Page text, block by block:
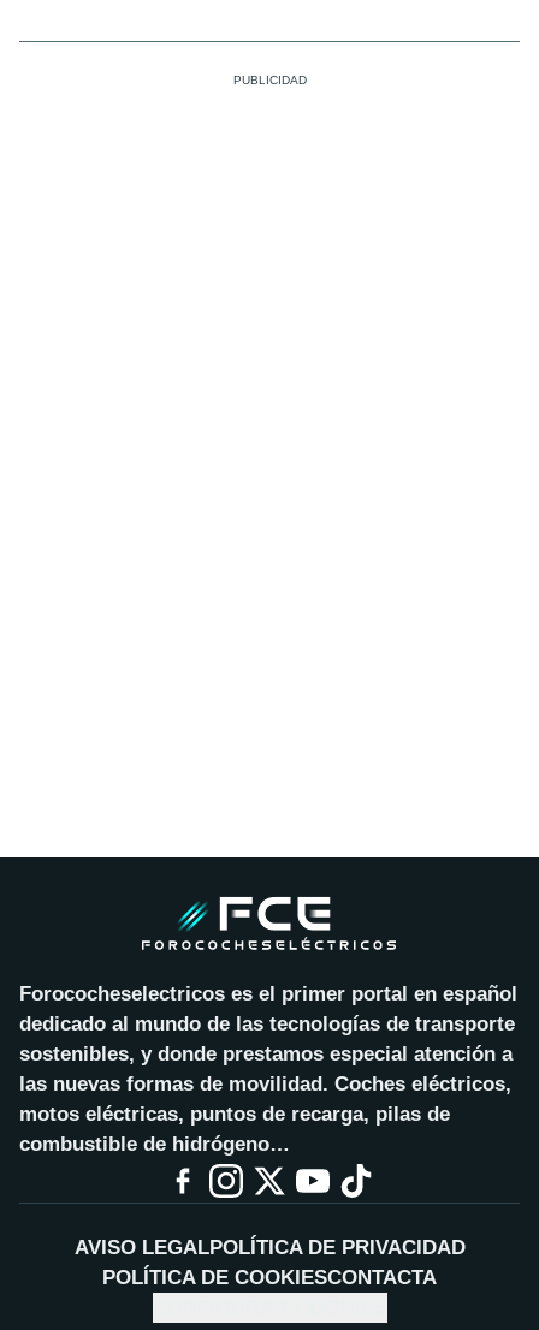
Forococheselectricos es el primer portal en español
dedicado al mundo de las tecnologías de transporte
sostenibles, y donde prestamos especial atención a
las nuevas formas de movilidad. Coches eléctricos,
motos eléctricas, puntos de recarga, pilas de
combustible de hidrógeno…
AVISO LEGALPOLÍTICA DE PRIVACIDAD
POLÍTICA DE COOKIESCONTACTA